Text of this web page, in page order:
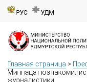
РУС УДМ
Главная страница >
Миннаца
журналистики